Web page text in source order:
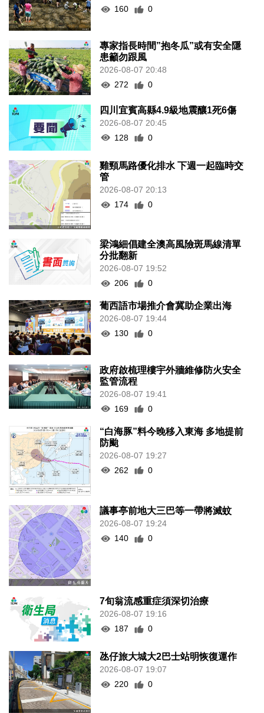
160
0
專家指長時間”抱冬瓜”或有安全隱
患籲勿跟風
2026-08-07 20:48
272
0
四川宜賓高縣4.9級地震釀1死6傷
2026-08-07 20:45
128
0
雞頸馬路優化排水 下週一起臨時交
管
2026-08-07 20:13
174
0
梁鴻細倡建全澳高風險斑馬線清單
分批翻新
2026-08-07 19:52
206
0
葡西語市場推介會冀助企業出海
2026-08-07 19:44
130
0
政府啟梳理樓宇外牆維修防火安全
監管流程
2026-08-07 19:41
169
0
“白海豚”料今晚移入東海 多地提前
防颱
2026-08-07 19:27
262
0
議事亭前地大三巴等一帶將滅蚊
2026-08-07 19:24
140
0
7旬翁流感重症須深切治療
2026-08-07 19:16
187
0
氹仔旅大城大2巴士站明恢復運作
2026-08-07 19:07
220
0